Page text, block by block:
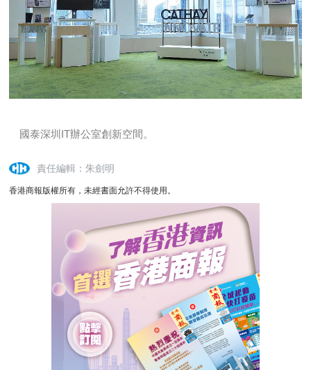
國泰深圳IT辦公室創新空間。
責任編輯：朱劍明
香港商報版權所有，未經書面允許不得使用。